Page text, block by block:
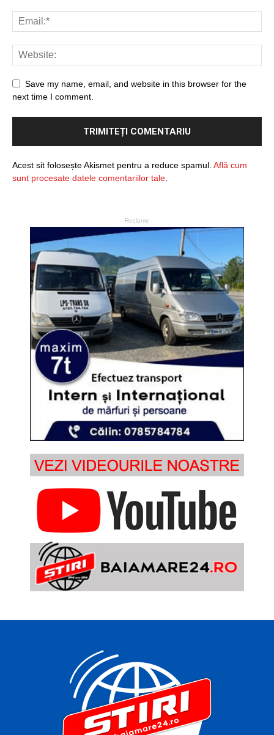
Save my name, email, and website in this browser for the
next time I comment.
Acest sit folosește Akismet pentru a reduce spamul. Află cum
sunt procesate datele comentariilor tale
- Reclame -